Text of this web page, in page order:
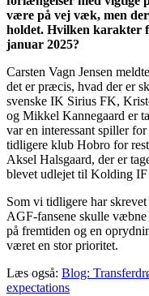
være på vej væk, men
holdet. Hvilken karakter
januar 2025?
Carsten Vagn Jensen
det er præcis, hvad der er
svenske IK Sirius FK,
og Mikkel Kannegaard er
var en interessant spiller
tidligere klub Hobro for
Aksel Halsgaard, der er
blevet udlejet til Kolding
Som vi tidligere har
AGF-fansene skulle
på fremtiden og en
været en stor prioritet.
Læs også: Blog:
expectations